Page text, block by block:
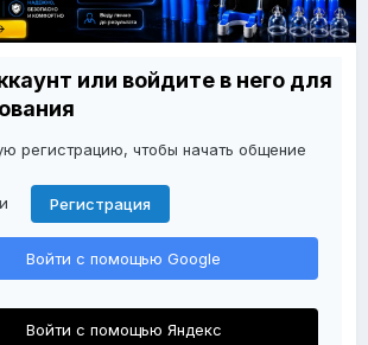
или войдите в него для
регистрацию, чтобы начать общение
Регистрация
Войти с помощью Google
Войти с помощью Яндекс